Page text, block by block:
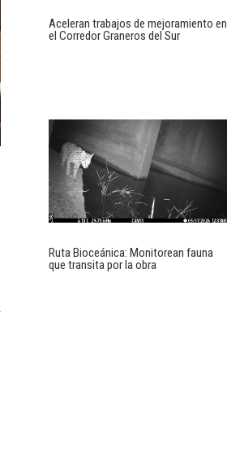
Aceleran trabajos de mejoramiento en
el Corredor Graneros del Sur
Ruta Bioceánica: Monitorean fauna
que transita por la obra